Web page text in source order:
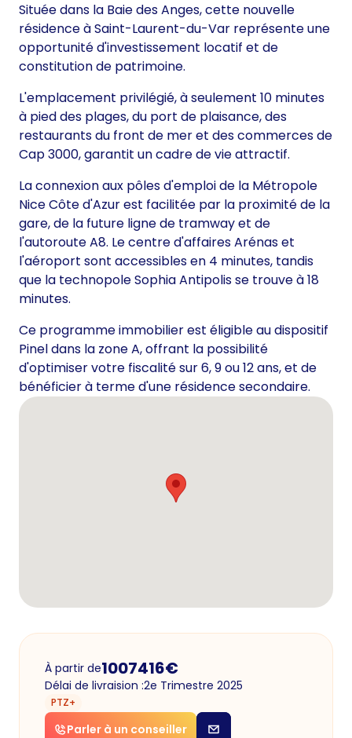
Située dans la Baie des Anges, cette nouvelle
résidence à Saint-Laurent-du-Var représente une
opportunité d'investissement locatif et de
constitution de patrimoine.
L'emplacement privilégié, à seulement 10 minutes
à pied des plages, du port de plaisance, des
restaurants du front de mer et des commerces de
Cap 3000, garantit un cadre de vie attractif.
La connexion aux pôles d'emploi de la Métropole
Nice Côte d'Azur est facilitée par la proximité de la
gare, de la future ligne de tramway et de
l'autoroute A8. Le centre d'affaires Arénas et
l'aéroport sont accessibles en 4 minutes, tandis
que la technopole Sophia Antipolis se trouve à 18
minutes.
Ce programme immobilier est éligible au dispositif
Pinel dans la zone A, offrant la possibilité
d'optimiser votre fiscalité sur 6, 9 ou 12 ans, et de
bénéficier à terme d'une résidence secondaire.
À partir de1007416€
Délai de livraision :2e Trimestre 2025
PTZ+
Parler à un conseiller